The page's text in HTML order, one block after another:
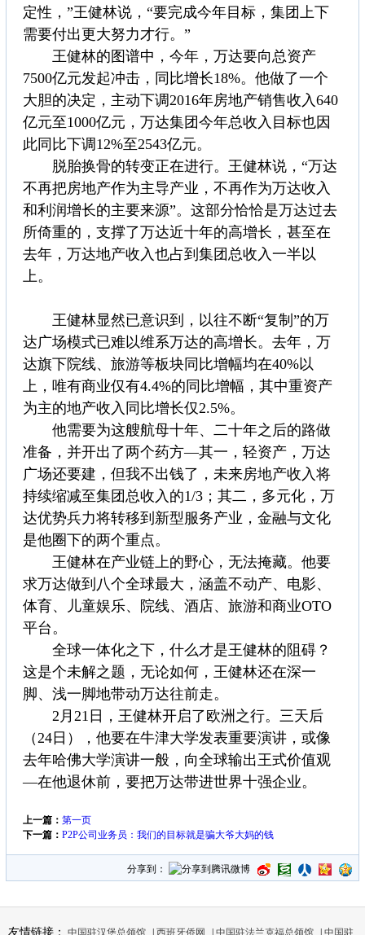
定性，”王健林说，“要完成今年目标，集团上下
需要付出更大努力才行。”
王健林的图谱中，今年，万达要向总资产
7500亿元发起冲击，同比增长18%。他做了一个
大胆的决定，主动下调2016年房地产销售收入640
亿元至1000亿元，万达集团今年总收入目标也因
此同比下调12%至2543亿元。
脱胎换骨的转变正在进行。王健林说，“万达
不再把房地产作为主导产业，不再作为万达收入
和利润增长的主要来源”。这部分恰恰是万达过去
所倚重的，支撑了万达近十年的高增长，甚至在
去年，万达地产收入也占到集团总收入一半以
上。
王健林显然已意识到，以往不断“复制”的万
达广场模式已难以维系万达的高增长。去年，万
达旗下院线、旅游等板块同比增幅均在40%以
上，唯有商业仅有4.4%的同比增幅，其中重资产
为主的地产收入同比增长仅2.5%。
他需要为这艘航母十年、二十年之后的路做
准备，并开出了两个药方—其一，轻资产，万达
广场还要建，但我不出钱了，未来房地产收入将
持续缩减至集团总收入的1/3；其二，多元化，万
达优势兵力将转移到新型服务产业，金融与文化
是他圈下的两个重点。
王健林在产业链上的野心，无法掩藏。他要
求万达做到八个全球最大，涵盖不动产、电影、
体育、儿童娱乐、院线、酒店、旅游和商业OTO
平台。
全球一体化之下，什么才是王健林的阻碍？
这是个未解之题，无论如何，王健林还在深一
脚、浅一脚地带动万达往前走。
2月21日，王健林开启了欧洲之行。三天后
（24日），他要在牛津大学发表重要演讲，或像
去年哈佛大学演讲一般，向全球输出王式价值观
—在他退休前，要把万达带进世界十强企业。
上一篇： 第一页
下一篇： P2P公司业务员：我们的目标就是骗大爷大妈的钱
分享到：
友情链接：